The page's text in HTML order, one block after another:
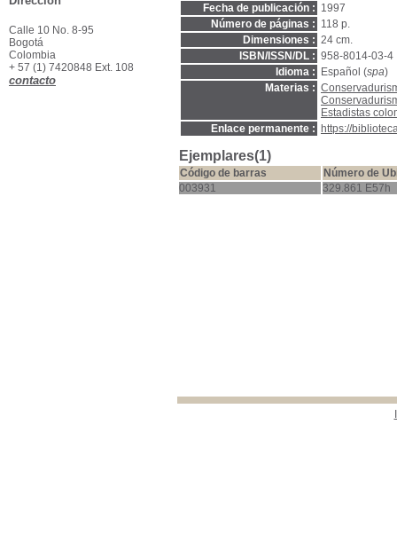
Fecha de publicación : 1997
Número de páginas : 118 p.
Dimensiones : 24 cm.
ISBN/ISSN/DL : 958-8014-03-4
Idioma :
Español (spa)
Materias :
Estadistas
Enlace permanente :
https://
Ejemplares(1)
Código de barras
Número de
003931
329.861 E57h
Calle 10 No. 8-95
Bogotá
Colombia
+ 57 (1) 7420848 Ext. 108
contacto